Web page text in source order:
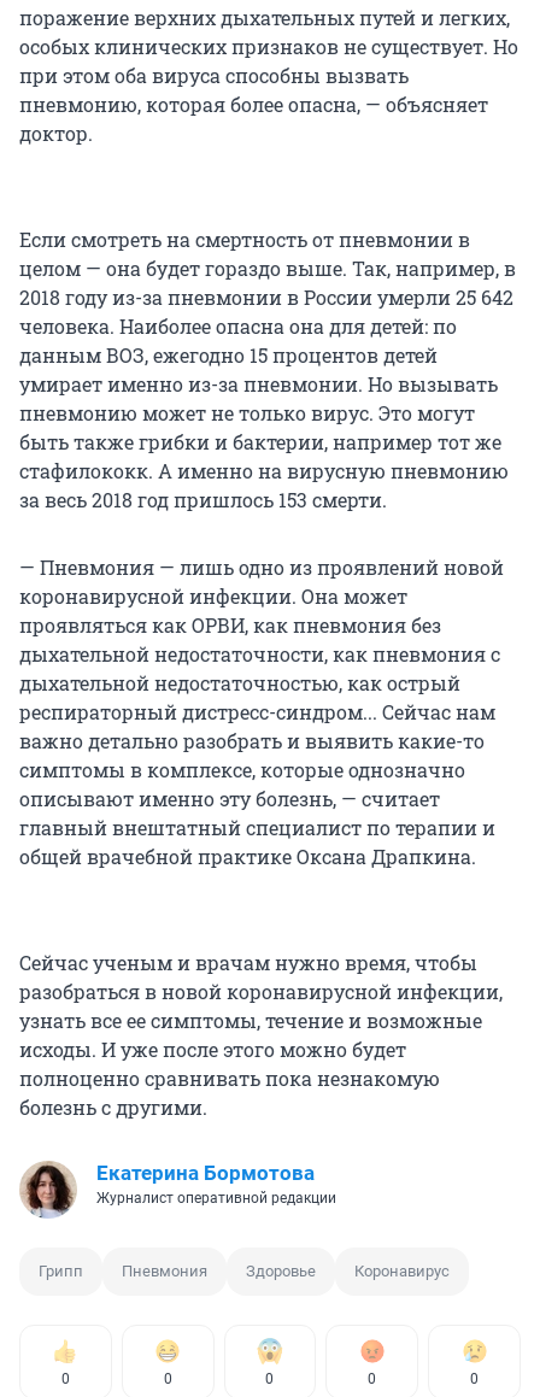
поражение верхних дыхательных путей и легких,
особых клинических признаков не существует. Но
при этом оба вируса способны вызвать
пневмонию, которая более опасна, — объясняет
доктор.
Если смотреть на смертность от пневмонии в
целом — она будет гораздо выше. Так, например, в
2018 году из-за пневмонии в России умерли 25 642
человека. Наиболее опасна она для детей: по
данным ВОЗ, ежегодно 15 процентов детей
умирает именно из-за пневмонии. Но вызывать
пневмонию может не только вирус. Это могут
быть также грибки и бактерии, например тот же
стафилококк. А именно на вирусную пневмонию
за весь 2018 год пришлось 153 смерти.
— Пневмония — лишь одно из проявлений новой
коронавирусной инфекции. Она может
проявляться как ОРВИ, как пневмония без
дыхательной недостаточности, как пневмония с
дыхательной недостаточностью, как острый
респираторный дистресс-синдром... Сейчас нам
важно детально разобрать и выявить какие-то
симптомы в комплексе, которые однозначно
описывают именно эту болезнь, — считает
главный внештатный специалист по терапии и
общей врачебной практике Оксана Драпкина.
Сейчас ученым и врачам нужно время, чтобы
разобраться в новой коронавирусной инфекции,
узнать все ее симптомы, течение и возможные
исходы. И уже после этого можно будет
полноценно сравнивать пока незнакомую
болезнь с другими.
Екатерина Бормотова
Журналист оперативной редакции
Грипп Пневмония Здоровье Коронавирус
0 0 0 0 0